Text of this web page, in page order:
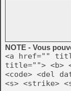
NOTE - Vous
<a href=""
title=""> <b>
<code> <del
<s> <strike>